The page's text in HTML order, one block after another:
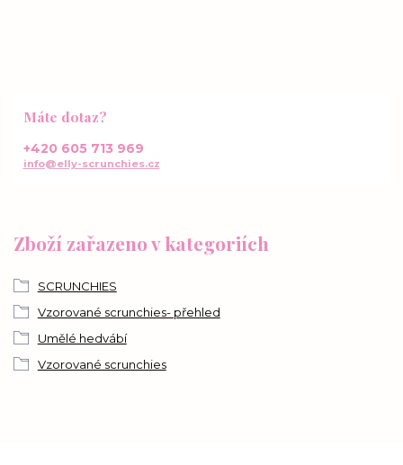
Zboží zařazeno v kategoriích
SCRUNCHIES
Vzorované scrunchies- přehled
Umělé hedvábí
Vzorované scrunchies
Máte dotaz?
+420 605 713 969
info@elly-scrunchies.cz